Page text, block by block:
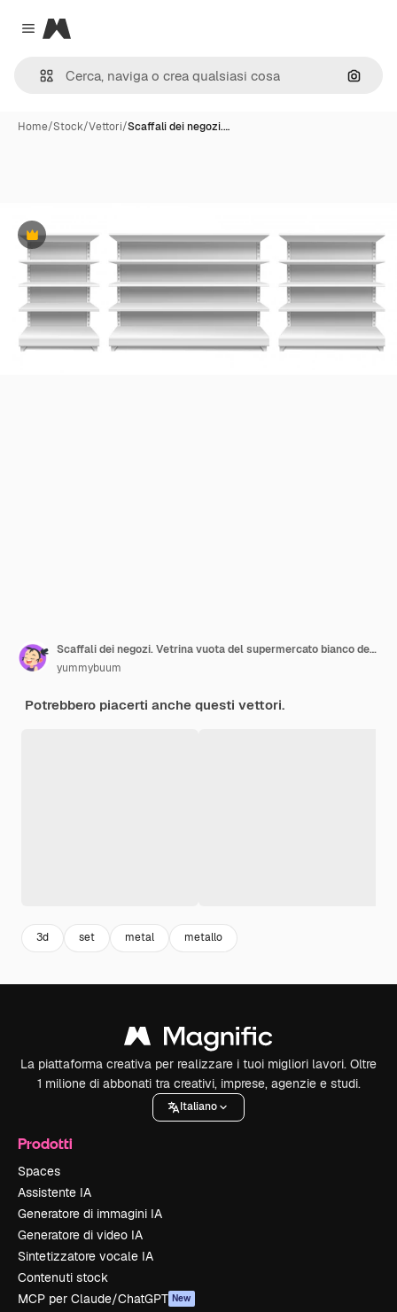
Close menu
Magnific
Cerca
Home/Stock/Vettori/Scaffali dei negozi.…
Premium
Scaffali dei negozi. Vetrina vuota del supermercato bianco dell'esposizione dello scaffale di vendita al dettaglio della scaffalatura degli scaffali senza cuciture isolata
yummybuum
Potrebbero piacerti anche questi vettori.
3d set metal metallo
La piattaforma creativa per realizzare i tuoi migliori lavori. Oltre
1 milione di abbonati tra creativi, imprese, agenzie e studi.
Italiano
Prodotti
Spaces
Assistente IA
Generatore di immagini IA
Generatore di video IA
Sintetizzatore vocale IA
Contenuti stock
MCP per Claude/ChatGPT New